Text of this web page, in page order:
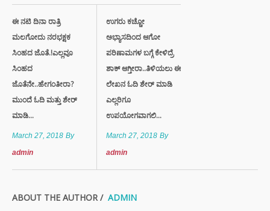
ಈ ನಟಿ ದಿನಾ ರಾತ್ರಿ
ಮಲಗೋದು ನರಭಕ್ಷಕ
ಸಿಂಹದ ಜೊತೆ.!ಎಲ್ಲವೂ
ಸಿಂಹದ
ಜೊತೆನೇ..ಹೇಗಂತೀರಾ?
ಮುಂದೆ ಓದಿ ಮತ್ತು ಶೇರ್
ಮಾಡಿ...
March 27, 2018 By
admin
ಉಗರು ಕಚ್ಚೋ
ಅಭ್ಯಾಸದಿಂದ ಆಗೋ
ಪರಿಣಾಮಗಳ ಬಗ್ಗೆ ಕೇಳಿದ್ರೆ
ಶಾಕ್ ಆಗ್ತೀರಾ..ತಿಳಿಯಲು ಈ
ಲೇಖನ ಓದಿ ಶೇರ್ ಮಾಡಿ
ಎಲ್ಲರಿಗೂ
ಉಪಯೋಗವಾಗಲಿ...
March 27, 2018 By
admin
ABOUT THE AUTHOR / ADMIN